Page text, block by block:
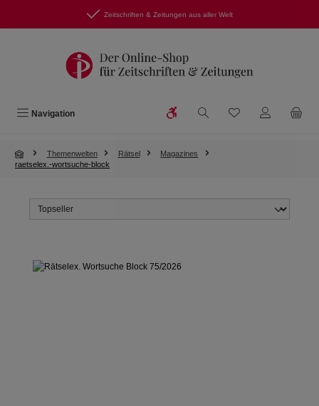
Zum Hauptinhalt springen Zeitschriften & Zeitungen aus aller Welt
Navigation Werkzeugleiste anzeigen
Du hast 0
Themenwelten Rätsel
Magazines
raetselex.-wortsuche-block